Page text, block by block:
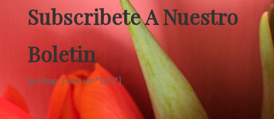
Subscribete A Nuestro
Boletin
[mc4wp_form id="185"]